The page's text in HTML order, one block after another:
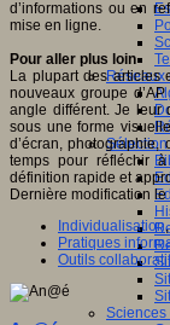
Réseaux
Sciences
d’informations ou en
mise en ligne.
Pour aller plus loin
La plupart des articles
nouveaux groupe
angle différent. Je leur
sous une forme
d’écran, photographie,
temps pour réfléchir
définition rapide et
Dernière modification
Individualisation,
Pratiques
Outils